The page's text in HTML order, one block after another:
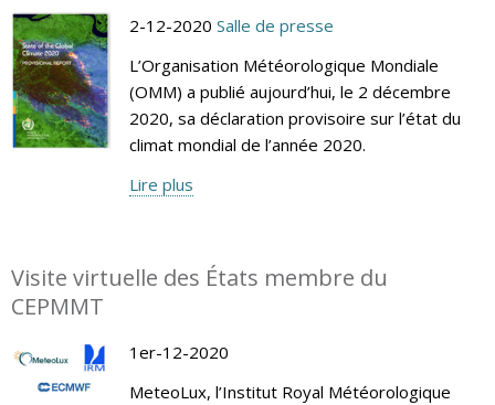
2-12-2020 Salle de presse
L’Organisation Météorologique Mondiale
(OMM) a publié aujourd’hui, le 2 décembre
2020, sa déclaration provisoire sur l’état du
climat mondial de l’année 2020.
Lire plus
Visite virtuelle des États membre du
CEPMMT
1er-12-2020
MeteoLux, l’Institut Royal Météorologique